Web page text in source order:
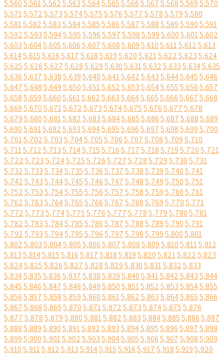
5,5605,5615,5625,5635,5645,5655,5665,5675,5685,5695,570
5,5715,5725,5735,5745,5755,5765,5775,5785,5795,580
5,5815,5825,5835,5845,5855,5865,5875,5885,5895,5905,591
5,5925,5935,5945,5955,5965,5975,5985,5995,6005,6015,602
5,6035,6045,6055,6065,6075,6085,6095,6105,6115,6125,613
5,6145,6155,6165,6175,6185,6195,6205,6215,6225,6235,624
5,6255,6265,6275,6285,6295,6305,6315,6325,6335,6345,635
5,6365,6375,6385,6395,6405,6415,6425,6435,6445,6455,646
5,6475,6485,6495,6505,6515,6525,6535,6545,6555,6565,657
5,6585,6595,6605,6615,6625,6635,6645,6655,6665,6675,668
5,6695,6705,6715,6725,6735,6745,6755,6765,6775,678
5,6795,6805,6815,6825,6835,6845,6855,6865,6875,6885,689
5,6905,6915,6925,6935,6945,6955,6965,6975,6985,6995,700
5,7015,7025,7035,7045,7055,7065,7075,7085,7095,710
5,7115,7125,7135,7145,7155,7165,7175,7185,7195,7205,721
5,7225,7235,7245,7255,7265,7275,7285,7295,7305,731
5,7325,7335,7345,7355,7365,7375,7385,7395,7405,741
5,7425,7435,7445,7455,7465,7475,7485,7495,7505,751
5,7525,7535,7545,7555,7565,7575,7585,7595,7605,761
5,7625,7635,7645,7655,7665,7675,7685,7695,7705,771
5,7725,7735,7745,7755,7765,7775,7785,7795,7805,781
5,7825,7835,7845,7855,7865,7875,7885,7895,7905,791
5,7925,7935,7945,7955,7965,7975,7985,7995,8005,801
5,8025,8035,8045,8055,8065,8075,8085,8095,8105,8115,812
5,8135,8145,8155,8165,8175,8185,8195,8205,8215,8225,823
5,8245,8255,8265,8275,8285,8295,8305,8315,8325,833
5,8345,8355,8365,8375,8385,8395,8405,8415,8425,8435,844
5,8455,8465,8475,8485,8495,8505,8515,8525,8535,8545,855
5,8565,8575,8585,8595,8605,8615,8625,8635,8645,8655,866
5,8675,8685,8695,8705,8715,8725,8735,8745,8755,876
5,8775,8785,8795,8805,8815,8825,8835,8845,8855,8865,887
5,8885,8895,8905,8915,8925,8935,8945,8955,8965,8975,898
5,8995,9005,9015,9025,9035,9045,9055,9065,9075,9085,909
5,9105,9115,9125,9135,9145,9155,9165,9175,9185,9195,920